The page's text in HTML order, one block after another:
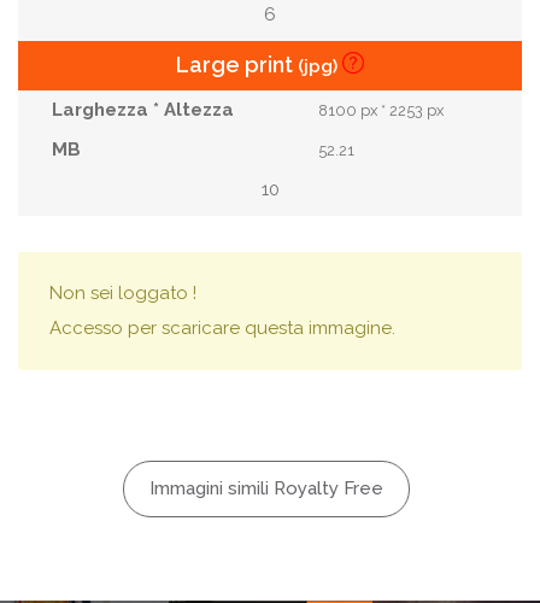
6
Large print (jpg)
8100 px * 2253 px
52.21
10
Non sei loggato !
Accesso per scaricare questa immagine.
Immagini simili Royalty Free